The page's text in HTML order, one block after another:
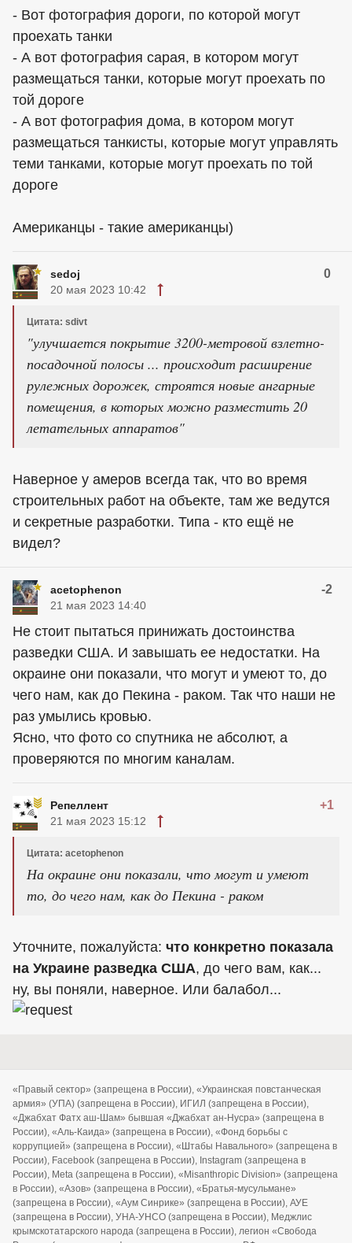
- Вот фотография дороги, по которой могут
проехать танки
- А вот фотография сарая, в котором могут
размещаться танки, которые могут проехать по
той дороге
- А вот фотография дома, в котором могут
размещаться танкисты, которые могут управлять
теми танками, которые могут проехать по той
дороге
Американцы - такие американцы)
sedoj 0
20 мая 2023 10:42
Цитата: sdivt
"улучшается покрытие 3200-метровой взлетно-
посадочной полосы ... происходит расширение
рулежных дорожек, строятся новые ангарные
помещения, в которых можно разместить 20
летательных аппаратов"
Наверное у амеров всегда так, что во время
строительных работ на объекте, там же ведутся
и секретные разработки. Типа - кто ещё не
видел?
acetophenon -2
21 мая 2023 14:40
Не стоит пытаться принижать достоинства
разведки США. И завышать ее недостатки. На
окраине они показали, что могут и умеют то, до
чего нам, как до Пекина - раком. Так что наши не
раз умылись кровью.
Ясно, что фото со спутника не абсолют, а
проверяются по многим каналам.
Репеллент +1
21 мая 2023 15:12
Цитата: acetophenon
На окраине они показали, что могут и умеют
то, до чего нам, как до Пекина - раком
Уточните, пожалуйста: что конкретно показала
на Украине разведка США, до чего вам, как...
ну, вы поняли, наверное. Или балабол...
«Правый сектор» (запрещена в России), «Украинская повстанческая
армия» (УПА) (запрещена в России), ИГИЛ (запрещена в России),
«Джабхат Фатх аш-Шам» бывшая «Джабхат ан-Нусра» (запрещена в
России), «Аль-Каида» (запрещена в России), «Фонд борьбы с
коррупцией» (запрещена в России), «Штабы Навального» (запрещена в
России), Facebook (запрещена в России), Instagram (запрещена в
России), Meta (запрещена в России), «Misanthropic Division» (запрещена
в России), «Азов» (запрещена в России), «Братья-мусульмане»
(запрещена в России), «Аум Синрике» (запрещена в России), АУЕ
(запрещена в России), УНА-УНСО (запрещена в России), Меджлис
крымскотатарского народа (запрещена в России), легион «Свобода